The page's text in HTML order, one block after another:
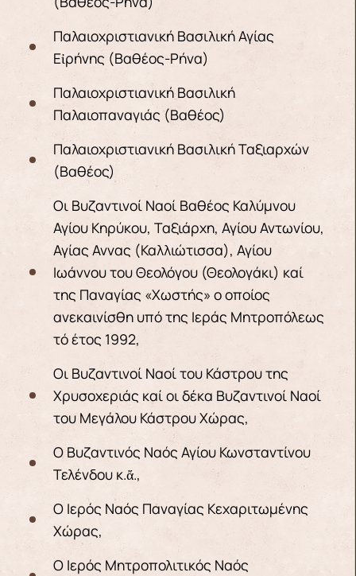
Παλαιοχριστιανική Βασιλική Αγίας
Εἰρήνης (Βαθέος-Ρήνα)
Παλαιοχριστιανική Βασιλική
Παλαιοπαναγιάς (Βαθέος)
Παλαιοχριστιανική Βασιλική Ταξιαρχών
(Βαθέος)
Οι Βυζαντινοί Ναοί Βαθέος Καλύμνου
Αγίου Κηρύκου, Ταξιάρχη, Αγίου Αντωνίου,
Αγίας Αννας (Καλλιώτισσα), Αγίου
Ιωάννου του Θεολόγου (Θεολογάκι) καί
της Παναγίας «Χωστής» ο οποίος
ανεκαινίσθη υπό της Ιεράς Μητροπόλεως
τό έτος 1992,
Οι Βυζαντινοί Ναοί του Κάστρου της
Χρυσοχεριάς καί οι δέκα Βυζαντινοί Ναοί
του Μεγάλου Κάστρου Χώρας,
Ο Βυζαντινός Ναός Αγίου Κωνσταντίνου
Τελένδου κ.ἄ.,
Ο Ιερός Ναός Παναγίας Κεχαριτωμένης
Χώρας,
Ο Ιερός Μητροπολιτικός Ναός